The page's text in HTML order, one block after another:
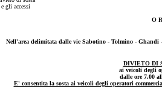
gli accessi
O
Nell'area delimitata dalle vie Sabotino - Tolmino - Ghandi
DIVIETO DI
ai veicoli degli
dalle ore 7.00
E' consentita la sosta ai veicoli degli operatori